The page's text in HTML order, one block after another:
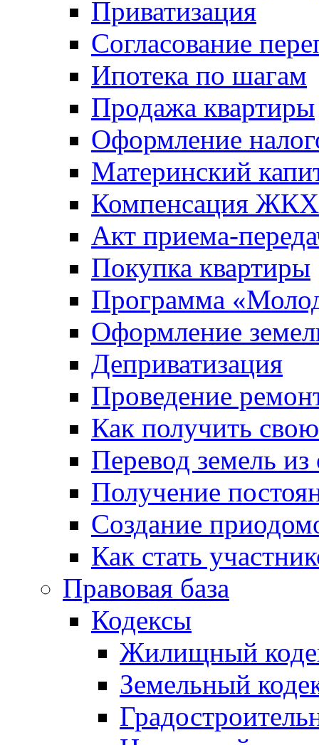
Приватизация
Согласование
Ипотека по шагам
Продажа квартиры
Оформление
Материнский
Компенсация ЖКХ
Акт приема-
Покупка квартиры
Программа
Оформление
Деприватизация
Проведение
Как получить
Перевод земель
Получение
Создание
Как стать
Правовая база
Кодексы
Жилищный
Земельный